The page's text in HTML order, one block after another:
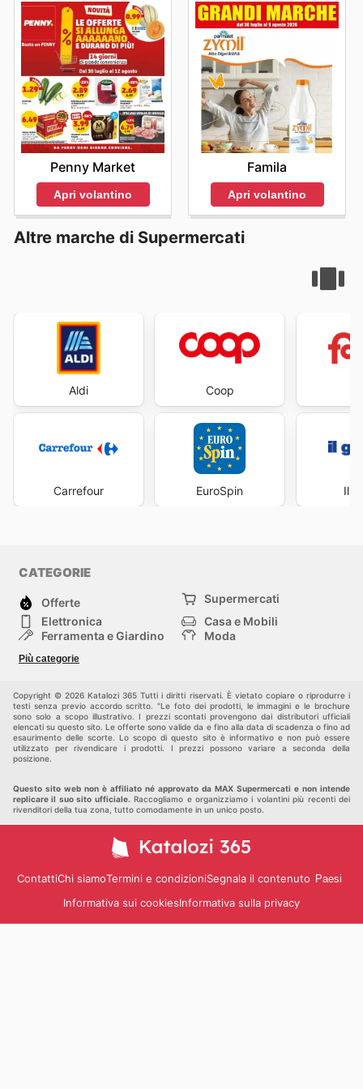
Penny Market
Apri volantino
Famila
Apri volantino
Altre marche di Supermercati
Aldi
Carrefour
Coop
EuroSpin Il
CATEGORIE
Offerte
Supermercati
Elettronica
Casa e Mobili
Ferramenta e Giardino
Moda
Bambini e Neonati
Più categorie
Copyright © 2026 Katalozi 365 Tutti i diritti riservati. È vietato copiare o riprodurre i
testi senza previo accordo scritto. "Le foto dei prodotti, le immagini e le brochure
sono solo a scopo illustrativo. I prezzi scontati provengono dai distributori ufficiali
elencati su questo sito. Le offerte sono valide da e fino alla data di scadenza o fino ad
esaurimento delle scorte. Lo scopo di questo sito è informativo e non può essere
utilizzato per rivendicare i prodotti. I prezzi possono variare a seconda della
posizione.
Questo sito web non è affiliato né approvato da MAX Supermercati e non intende
replicare il suo sito ufficiale.Raccogliamo e organizziamo i volantini più recenti dei
rivenditori della tua zona, tutto comodamente in un unico posto.
ContattiChi siamoTermini e condizioniSegnala il contenuto Paesi
Informativa sui cookiesInformativa sulla privacy